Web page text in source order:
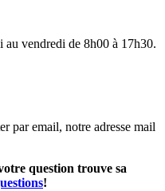
au vendredi de 8h00 à 17h30.
par email, notre adresse mail
question trouve sa
!